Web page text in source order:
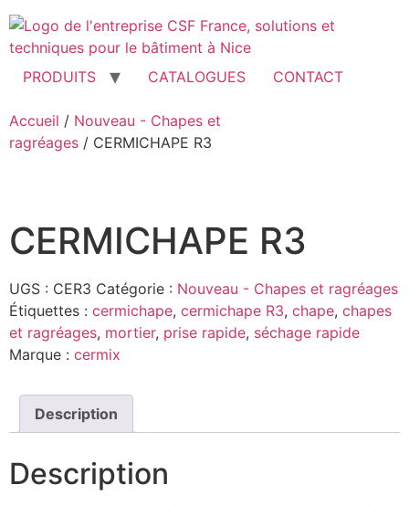
Aller
au
contenu
PRODUITS
CATALOGUES CONTACT
Accueil / Nouveau - Chapes et
ragréages / CERMICHAPE R3
CERMICHAPE R3
UGS : CER3 Catégorie : Nouveau - Chapes et ragréages
Étiquettes : cermichape, cermichape R3, chape, chapes
et ragréages, mortier, prise rapide, séchage rapide
Marque : cermix
Description
Description